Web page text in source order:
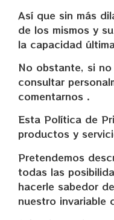
Así que sin más
de los mismos y
la capacidad
No obstante, si
consultar
comentarnos .
Esta Política de
productos y
Pretendemos
todas las
hacerle sabedor
nuestro invariable